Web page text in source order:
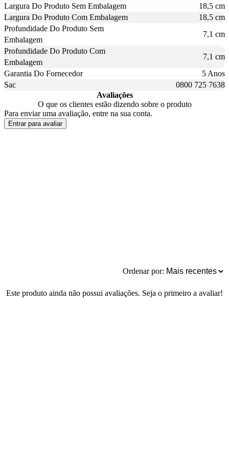
Largura Do Produto Sem Embalagem
18,5 cm
Largura Do Produto Com Embalagem
18,5 cm
Profundidade Do Produto Sem
Embalagem
7,1 cm
Profundidade Do Produto Com
Embalagem
7,1 cm
Garantia Do Fornecedor
5 Anos
Sac
0800 725 7638
Avaliações
O que os clientes estão dizendo sobre o produto
Para enviar uma avaliação, entre na sua conta.
Entrar para avaliar
Ordenar por:
Este produto ainda não possui avaliações. Seja o primeiro a avaliar!